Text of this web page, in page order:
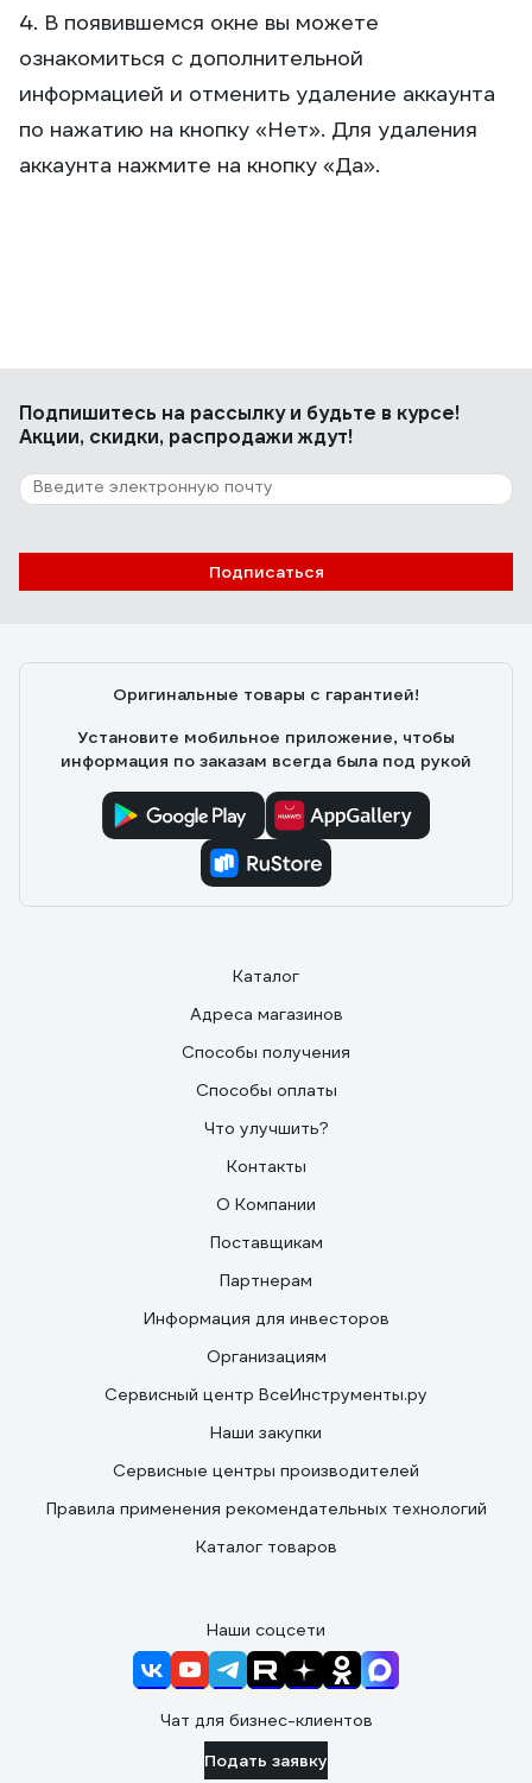
4. В появившемся окне вы можете
ознакомиться с дополнительной
информацией и отменить удаление аккаунта
по нажатию на кнопку «Нет». Для удаления
аккаунта нажмите на кнопку «Да».
Подпишитесь на рассылкуи будьте в курсе!
Акции, скидки, распродажи ждут!
Подписаться
Оригинальные товары с гарантией!
Установите мобильное приложение, чтобы
информация по заказам всегда была под рукой
Каталог
Адреса магазинов
Способы получения
Способы оплаты
Что улучшить?
Контакты
О Компании
Поставщикам
Партнерам
Информация для инвесторов
Организациям
Сервисный центр ВсеИнструменты.ру
Наши закупки
Сервисные центры производителей
Правила применения рекомендательных технологий
Каталог товаров
Наши соцсети
Чат для бизнес-клиентов
Подать заявку